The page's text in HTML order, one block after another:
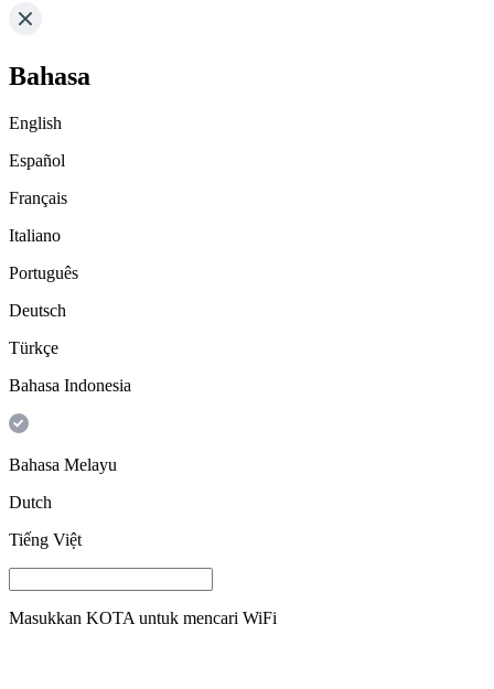
Bahasa
English
Español
Français
Italiano
Português
Deutsch
Türkçe
Bahasa Indonesia
Bahasa Melayu
Dutch
Tiếng Việt
Masukkan KOTA untuk mencari WiFi